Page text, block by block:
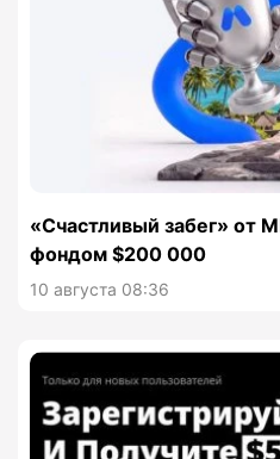
«Счастливый забег» от
фондом $200 000
10 августа 08:36